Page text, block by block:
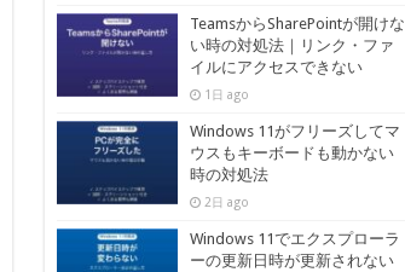
TeamsからSharePointが開けな
い時の対処法｜リンク・ファ
イルにアクセスできない
1日 ago
Windows 11がフリーズしてマ
ウスもキーボードも動かない
時の対処法
2日 ago
Windows 11でエクスプローラ
ーの更新日時が更新されない